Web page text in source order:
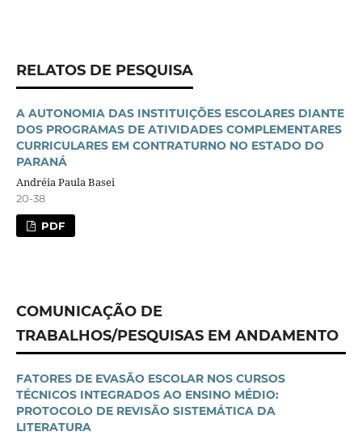
RELATOS DE PESQUISA
A AUTONOMIA DAS INSTITUIÇÕES ESCOLARES DIANTE
DOS PROGRAMAS DE ATIVIDADES COMPLEMENTARES
CURRICULARES EM CONTRATURNO NO ESTADO DO
PARANÁ
Andréia Paula Basei
20-38
PDF
COMUNICAÇÃO DE
TRABALHOS/PESQUISAS EM ANDAMENTO
FATORES DE EVASÃO ESCOLAR NOS CURSOS
TÉCNICOS INTEGRADOS AO ENSINO MÉDIO:
PROTOCOLO DE REVISÃO SISTEMÁTICA DA
LITERATURA